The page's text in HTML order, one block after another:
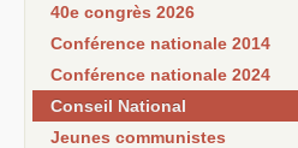
40e congrès 2026
Conférence nationale 2014
Conférence nationale 2024
Conseil National
Jeunes communistes